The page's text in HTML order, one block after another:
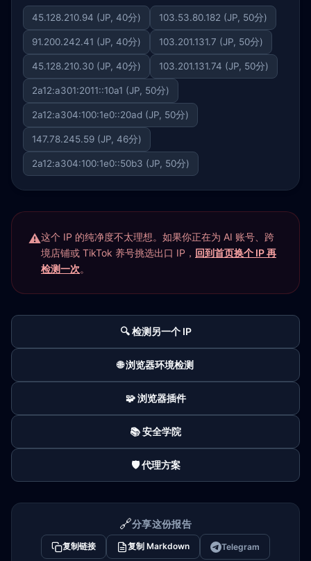
45.128.210.94 (JP, 40分) 103.53.80.182 (JP, 50分)
91.200.242.41 (JP, 40分) 103.201.131.7 (JP, 50分)
45.128.210.30 (JP, 40分) 103.201.131.74 (JP, 50分)
2a12:a301:2011::10a1 (JP, 50分)
2a12:a304:100:1e0::20ad (JP, 50分)
147.78.245.59 (JP, 46分)
2a12:a304:100:1e0::50b3 (JP, 50分)
这个 IP 的纯净度不太理想。如果你正在为 AI 账号、跨
境店铺或 TikTok 养号挑选出口 IP， 回到首页换个 IP 再
检测一次。
🔍 检测另一个 IP
🌐 浏览器环境检测
🧩 浏览器插件
📚 安全学院
🛡️ 代理方案
🔗分享这份报告
复制链接 复制 Markdown Telegram